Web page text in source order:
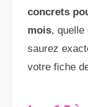
concrets
mois, quelle
saurez
votre fiche